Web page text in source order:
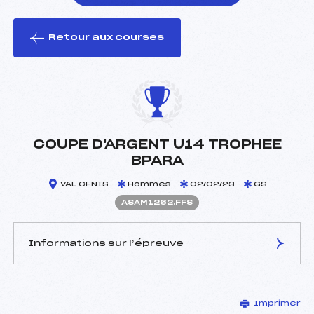
le ski
Retour aux courses
COUPE D'ARGENT U14 TROPHEE
BPARA
VAL CENIS Hommes 02/02/23 GS
ASAM1262.FFS
Informations sur l’épreuve
FLAMMIER BERNARD (SA)
Imprimer